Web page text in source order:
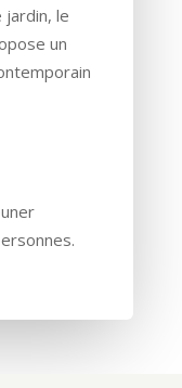
jardin, le
un